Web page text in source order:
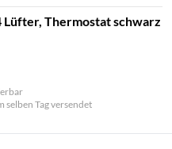
Thermostat schwarz
selben Tag versendet